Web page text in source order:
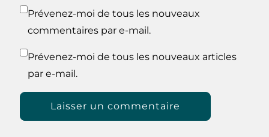
Prévenez-moi de tous les nouveaux
commentaires par e-mail.
Prévenez-moi de tous les nouveaux articles
par e-mail.